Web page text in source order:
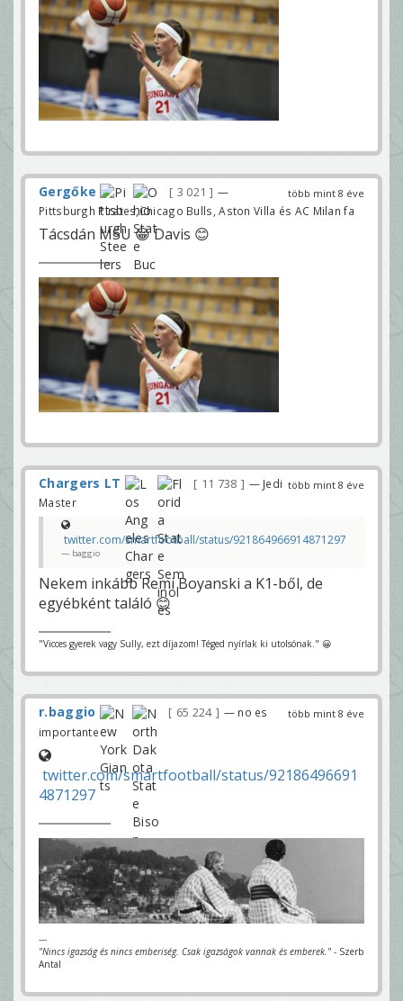
több mint 8 éve
Gergőke 3 021
—
Pittsburgh Pirates,Chicago Bulls, Aston Villa és AC Milan fa
Tácsdán MSU 😀 Davis 😊
több mint 8 éve
Chargers LT 11 738
— Jedi
Master
twitter.com/smartfootball/status/921864966914871297
baggio
Nekem inkább Remi Boyanski a K1-ből, de
egyébként találó 😊
"Vicces gyerek vagy Sully, ezt díjazom! Téged nyírlak ki utolsónak." 😀
több mint 8 éve
r.baggio 65 224
— no es
importante
twitter.com/smartfootball/status/92186496691
4871297
---
"Nincs igazság és nincs emberiség. Csak igazságok vannak és emberek." - Szerb
Antal